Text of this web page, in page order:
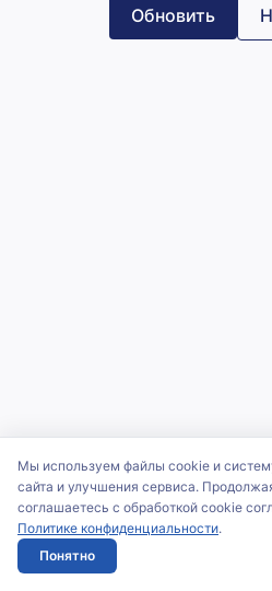
Обновить
Мы используем файлы cookie и
сайта и улучшения сервиса.
соглашаетесь с обработкой cookie
Политике конфиденциальности.
Понятно